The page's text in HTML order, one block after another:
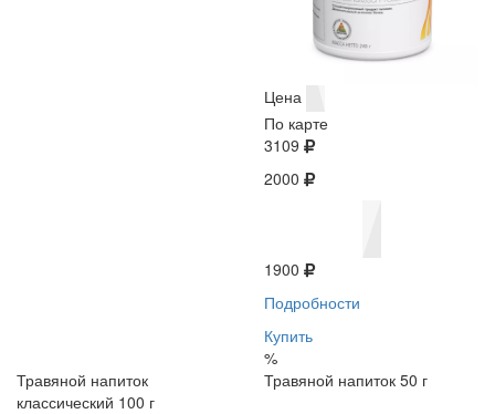
Цена
По карте
3109
2000
1900
Подробности
Купить
%
Травяной напиток
классический 100 г
Травяной напиток 50 г